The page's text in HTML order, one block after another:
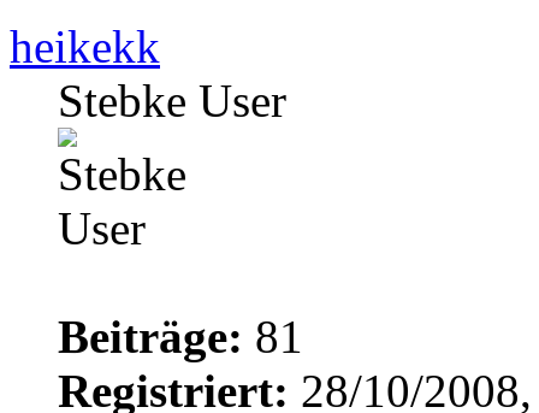
heikekk
Stebke User
Beiträge: 81
Registriert: 28/10/